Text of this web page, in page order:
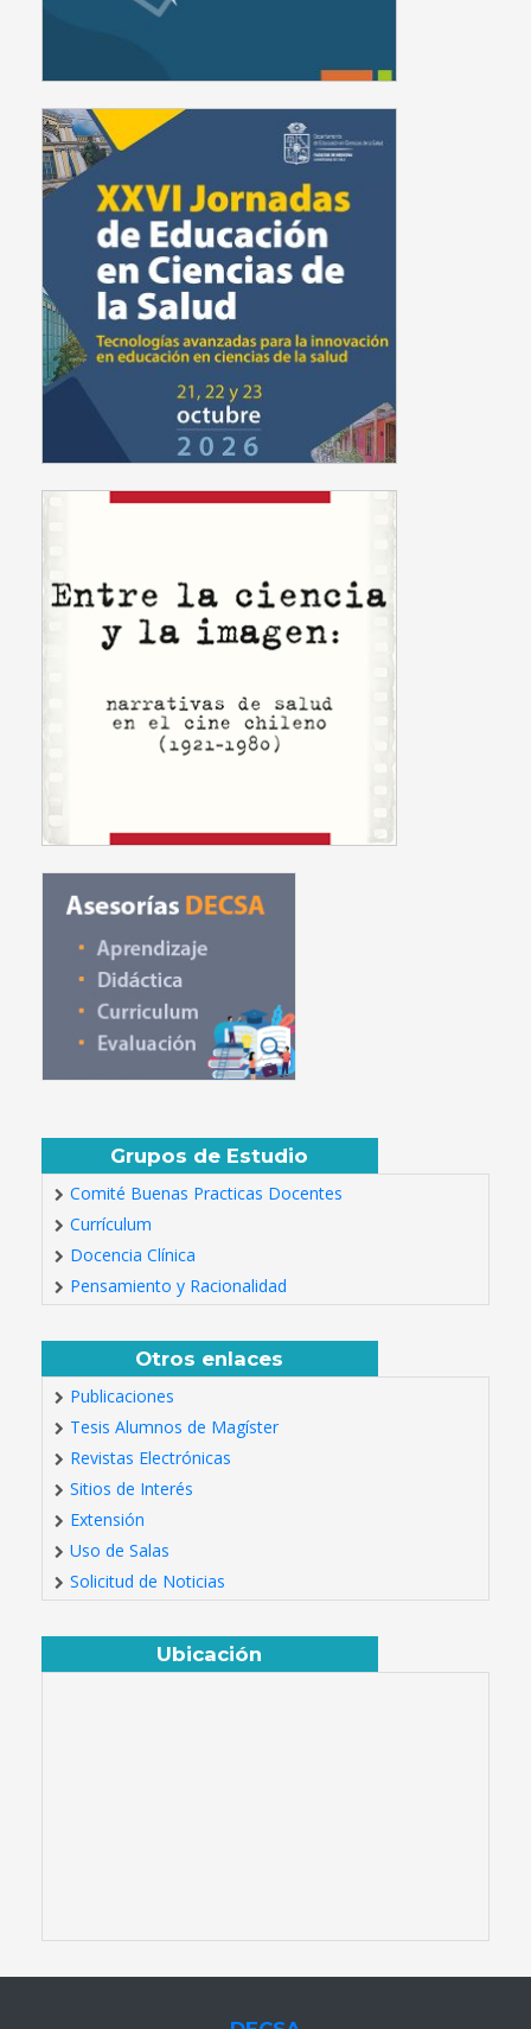
Grupos de Estudio
Comité Buenas Practicas Docentes
Currículum
Docencia Clínica
Pensamiento y Racionalidad
Otros enlaces
Publicaciones
Tesis Alumnos de Magíster
Revistas Electrónicas
Sitios de Interés
Extensión
Uso de Salas
Solicitud de Noticias
Ubicación